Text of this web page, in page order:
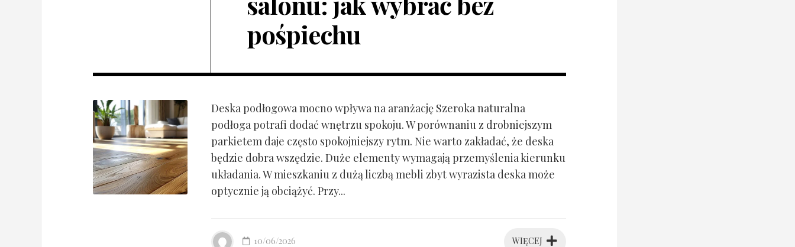
pośpiechu
Deska podłogowa mocno wpływa na aranżację Szeroka naturalna
podłoga potrafi dodać wnętrzu spokoju. W porównaniu z drobniejszym
parkietem daje często spokojniejszy rytm. Nie warto zakładać, że deska
będzie dobra wszędzie. Duże elementy wymagają przemyślenia kierunku
układania. W mieszkaniu z dużą liczbą mebli zbyt wyrazista deska może
optycznie ją obciążyć. Przy...
WIĘCEJ
10/06/2026